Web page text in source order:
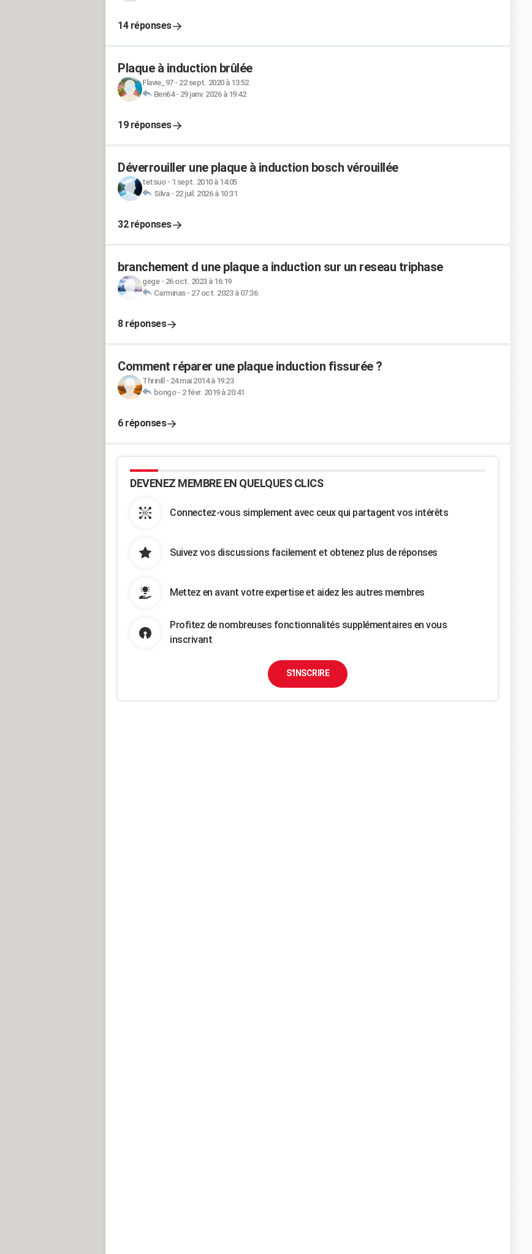
14 réponses
Plaque à induction brûlée
Flavie_97- 22 sept. 2020 à 13:52
Ben64- 29 janv. 2026 à 19:42
19 réponses
Déverrouiller une plaque à induction bosch vérouillée
tetsuo- 1 sept. 2010 à 14:05
Silva- 22 juil. 2026 à 10:31
32 réponses
branchement d une plaque a induction sur un reseau triphase
gege- 26 oct. 2023 à 16:19
Carminas- 27 oct. 2023 à 07:36
8 réponses
Comment réparer une plaque induction fissurée ?
Thrinill - 24 mai 2014 à 19:23
bongo- 2 févr. 2019 à 20:41
6 réponses
DEVENEZ MEMBRE EN QUELQUES CLICS
Connectez-vous simplement avec ceux qui partagent vos intérêts
Suivez vos discussions facilement et obtenez plus de réponses
Mettez en avant votre expertise et aidez les autres membres
Profitez de nombreuses fonctionnalités supplémentaires en vous
inscrivant
S'INSCRIRE